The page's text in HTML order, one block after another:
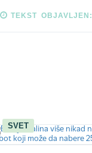
TEKST
SVET